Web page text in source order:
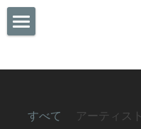
Profile
Menu
すべて アーティスト